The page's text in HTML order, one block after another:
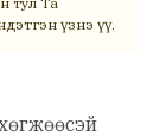
үзнэ үү.